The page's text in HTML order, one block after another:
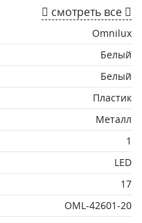
смотреть все
Omnilux
Белый
Белый
Пластик
Металл
1
LED
17
OML-42601-20